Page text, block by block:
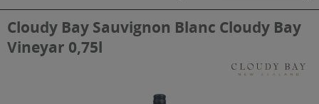
Cloudy Bay Sauvignon Blanc Cloudy Bay
Vineyar 0,75l